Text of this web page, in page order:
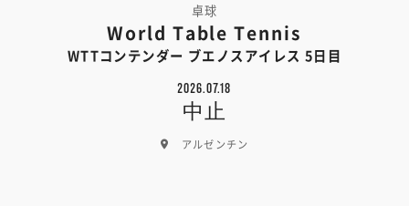
卓球
World Table Tennis
WTTコンテンダー ブエノスアイレス 5日目
2026.07.18
中止
アルゼンチン